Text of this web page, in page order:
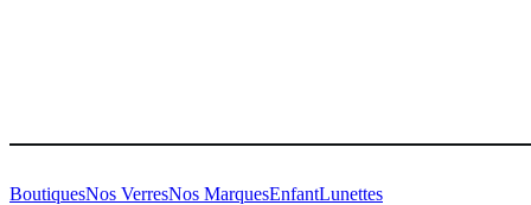
BoutiquesNos VerresNos MarquesEnfantLunettes